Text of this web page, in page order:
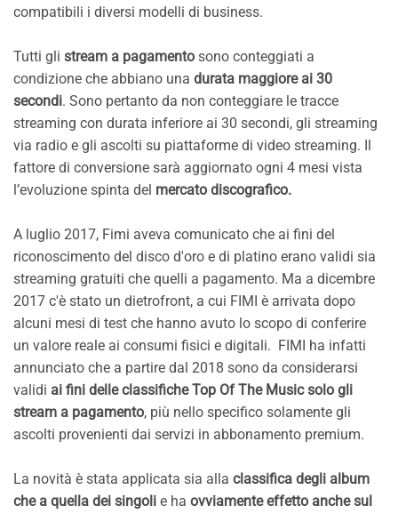
compatibili i diversi modelli di business.
Tutti gli stream a pagamento sono conteggiati a
condizione che abbiano una durata maggiore ai 30
secondi. Sono pertanto da non conteggiare le tracce
streaming con durata inferiore ai 30 secondi, gli streaming
via radio e gli ascolti su piattaforme di video streaming. Il
fattore di conversione sarà aggiornato ogni 4 mesi vista
l’evoluzione spinta del mercato discografico.
A luglio 2017, Fimi aveva comunicato che ai fini del
riconoscimento del disco d'oro e di platino erano validi sia
streaming gratuiti che quelli a pagamento. Ma a dicembre
2017 c'è stato un dietrofront, a cui FIMI è arrivata dopo
alcuni mesi di test che hanno avuto lo scopo di conferire
un valore reale ai consumi fisici e digitali. FIMI ha infatti
annunciato che a partire dal 2018 sono da considerarsi
validi ai fini delle classifiche Top Of The Music solo gli
stream a pagamento, più nello specifico solamente gli
ascolti provenienti dai servizi in abbonamento premium.
La novità è stata applicata sia alla classifica degli album
che a quella dei singoli e ha ovviamente effetto anche sul